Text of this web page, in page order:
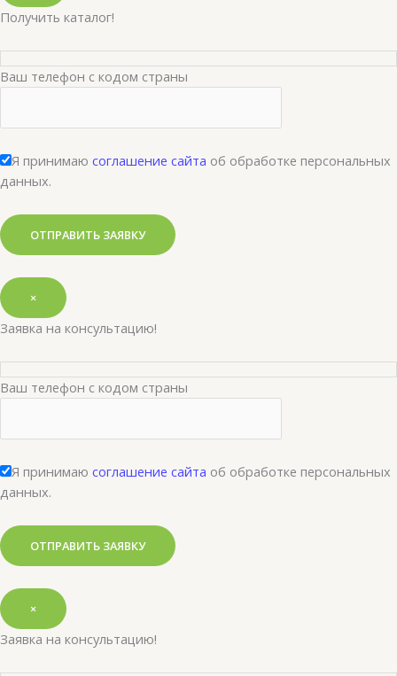
Получить каталог!
Ваш телефон с кодом страны
Я принимаю соглашение сайта об обработке персональных
данных.
×
Заявка на консультацию!
Ваш телефон с кодом страны
Я принимаю соглашение сайта об обработке персональных
данных.
×
Заявка на консультацию!